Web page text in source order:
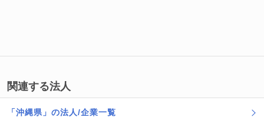
関連する法人
「沖縄県」の法人/企業一覧